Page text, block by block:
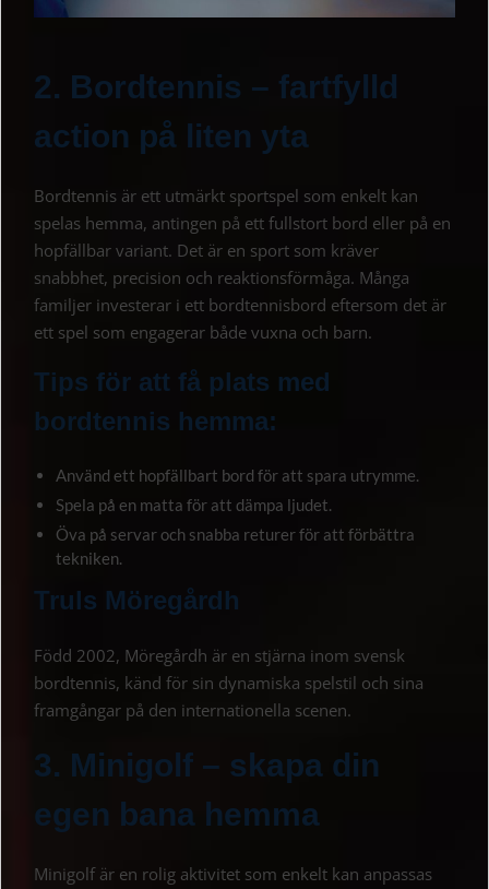
2. Bordtennis – fartfylld
action på liten yta
Bordtennis är ett utmärkt sportspel som enkelt kan
spelas hemma, antingen på ett fullstort bord eller på en
hopfällbar variant. Det är en sport som kräver
snabbhet, precision och reaktionsförmåga. Många
familjer investerar i ett bordtennisbord eftersom det är
ett spel som engagerar både vuxna och barn.
Tips för att få plats med
bordtennis hemma:
Använd ett hopfällbart bord för att spara utrymme.
Spela på en matta för att dämpa ljudet.
Öva på servar och snabba returer för att förbättra
tekniken.
Truls Möregårdh
Född 2002, Möregårdh är en stjärna inom svensk
bordtennis, känd för sin dynamiska spelstil och sina
framgångar på den internationella scenen.
3. Minigolf – skapa din
egen bana hemma
Minigolf är en rolig aktivitet som enkelt kan anpassas